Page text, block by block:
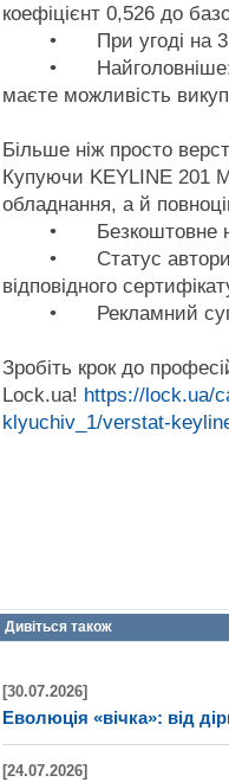
коефіцієнт 0,526 до
•
При угоді на
•
маєте можливість
Більше ніж просто
Купуючи KEYLINE 201
обладнання, а й
•
Безкоштовне
•
Статус
відповідного
•
Рекламний
Зробіть крок до
Lock.ua! https://lock.ua/
klyuchiv_1/verstat-
Дивіться також
[30.07.2026]
Еволюція «вічка»: від
[24.07.2026]